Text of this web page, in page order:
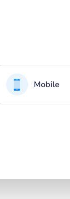
Mobile